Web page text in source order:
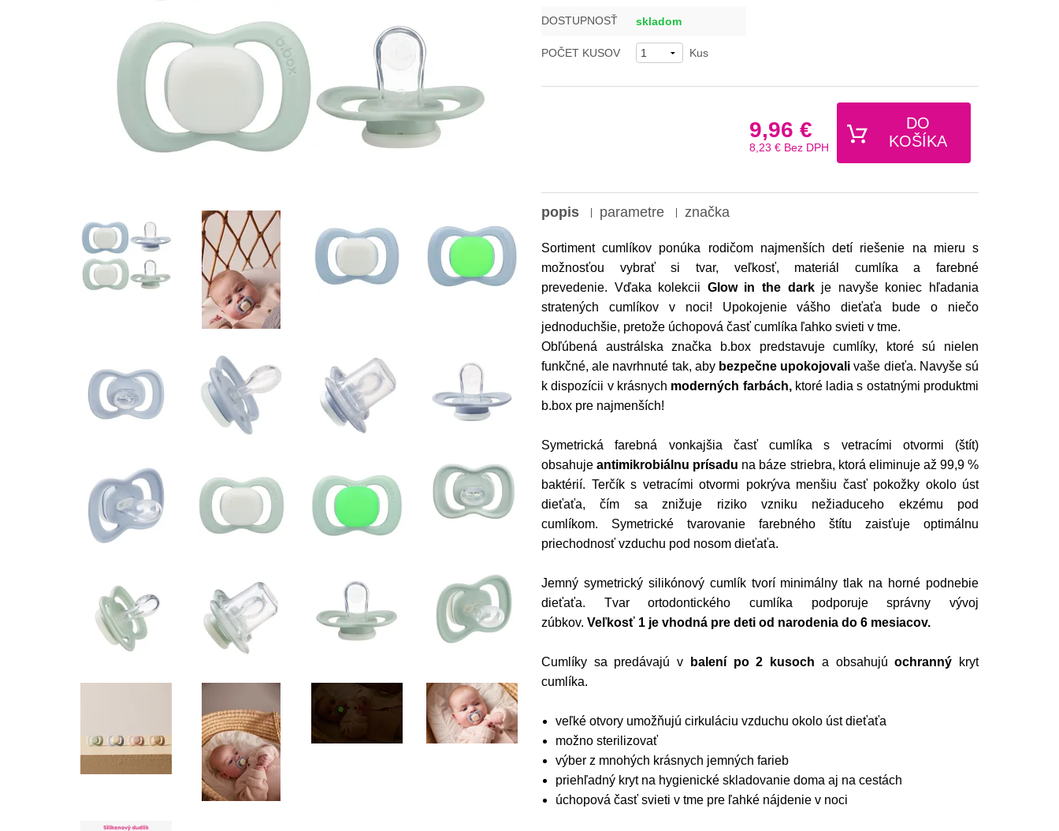
DOSTUPNOSŤ skladom
POČET KUSOV Kus
9,96 €
8,23 € Bez DPH
DO
KOŠÍKA
popis parametre značka
Sortiment cumlíkov ponúka rodičom najmenších detí riešenie na mieru s
možnosťou vybrať si tvar, veľkosť, materiál cumlíka a farebné
prevedenie. Vďaka kolekcii Glow in the darkje navyše koniec hľadania
stratených cumlíkov v noci! Upokojenie vášho dieťaťa bude o niečo
jednoduchšie, pretože úchopová časť cumlíka ľahko svieti v tme.
Obľúbená austrálska značka b.box predstavuje cumlíky, ktoré sú nielen
funkčné, ale navrhnuté tak, aby bezpečne upokojovali vaše dieťa. Navyše sú
k dispozícii v krásnych moderných farbách,ktoré ladia s ostatnými produktmi
b.box pre najmenších!
Symetrická farebná vonkajšia časť cumlíka s vetracími otvormi (štít)
obsahujeantimikrobiálnu prísadu na báze striebra, ktorá eliminuje až 99,9 %
baktérií. Terčík s vetracími otvormi pokrýva menšiu časť pokožky okolo úst
dieťaťa, čím sa znižuje riziko vzniku nežiaduceho ekzému pod
cumlíkom. Symetrické tvarovanie farebného štítu zaisťuje optimálnu
priechodnosť vzduchu pod nosom dieťaťa.
Jemný symetrický silikónový cumlík tvorí minimálny tlak na horné podnebie
dieťaťa. Tvar ortodontického cumlíka podporuje správny vývoj
zúbkov. Veľkosť 1 je vhodná pre deti od narodenia do 6 mesiacov.
Cumlíky sa predávajú v balení po 2 kusoch a obsahujúochranný kryt
cumlíka.
veľké otvory umožňujú cirkuláciu vzduchu okolo úst dieťaťa
možno sterilizovať
výber z mnohých krásnych jemných farieb
priehľadný kryt na hygienické skladovanie doma aj na cestách
úchopová časť svieti v tme pre ľahké nájdenie v noci